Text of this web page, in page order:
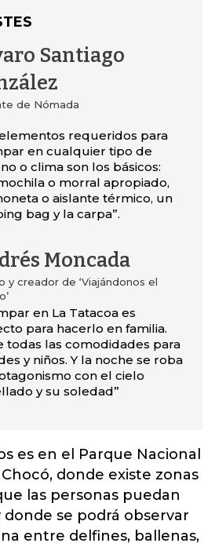
Santiago
de Nómada
elementos requeridos para
en cualquier tipo de
o clima son los básicos:
o morral apropiado,
o aislante térmico, un
bag y la carpa”.
Moncada
y creador de ‘Viajándonos el
en La Tatacoa es
para hacerlo en familia.
todas las comodidades para
y niños. Y la noche se roba
con el cielo
y su soledad”
es en el Parque Nacional
donde existe zonas
las personas puedan
se podrá observar
entre delfines, ballenas,